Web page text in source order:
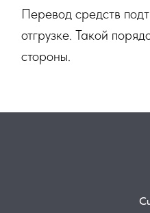
Перевод средств
отгрузке. Такой
стороны.